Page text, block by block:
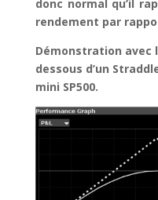
donc normal qu’il
rendement par
Démonstration avec
dessous d’un
mini SP500.